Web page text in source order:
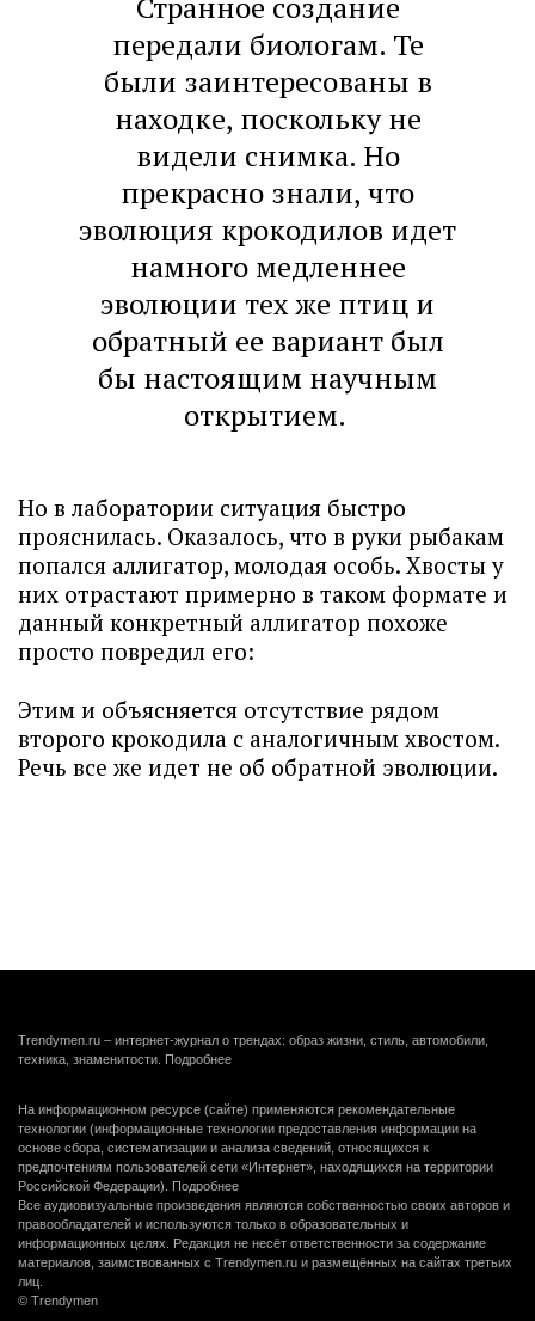
передали биологам. Те
были заинтересованы в
находке, поскольку не
видели снимка. Но
прекрасно знали, что
эволюция крокодилов идет
намного медленнее
эволюции тех же птиц и
обратный ее вариант был
бы настоящим научным
открытием.
Но в лаборатории ситуация быстро
прояснилась. Оказалось, что в руки рыбакам
попался аллигатор, молодая особь. Хвосты у
них отрастают примерно в таком формате и
данный конкретный аллигатор похоже
просто повредил его:
Этим и объясняется отсутствие рядом
второго крокодила с аналогичным хвостом.
Речь все же идет не об обратной эволюции.
Trendymen.ru – интернет-журнал о трендах: образ жизни, стиль, автомобили,
техника, знаменитости. Подробнее
На информационном ресурсе (сайте) применяются рекомендательные
технологии (информационные технологии предоставления информации на
основе сбора, систематизации и анализа сведений, относящихся к
предпочтениям пользователей сети «Интернет», находящихся на территории
Российской Федерации). Подробнее
Все аудиовизуальные произведения являются собственностью своих авторов и
правообладателей и используются только в образовательных и
информационных целях. Редакция не несёт ответственности за содержание
материалов, заимствованных с Trendymen.ru и размещённых на сайтах третьих
лиц.
© Trendymen